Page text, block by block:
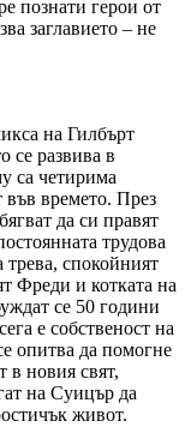
познати герои от
заглавието – не
на Гилбърт
се развива в
са четирима
във времето. През
да си правят
трудова
трева, спокойният
Фреди и котката на
се 50 години
е собственост на
опитва да помогне
в новия свят,
на Суицър да
живот.